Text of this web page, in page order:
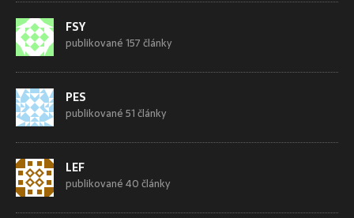
FSY
publikované 157 články
PES
publikované 51 články
LEF
publikované 40 články